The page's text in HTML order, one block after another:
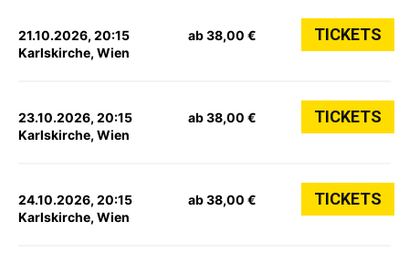
21.10.2026, 20:15
Karlskirche, Wien
ab 38,00 € TICKETS
23.10.2026, 20:15
Karlskirche, Wien
ab 38,00 € TICKETS
24.10.2026, 20:15
Karlskirche, Wien
ab 38,00 € TICKETS